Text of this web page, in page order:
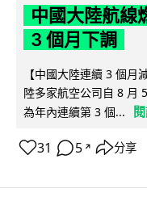
中國大陸航線
3 個月下調
【中國大陸連續 3 個
陸多家航空公司自 8 月
為年內連續第 3 個...
31 5 ↗ 分享